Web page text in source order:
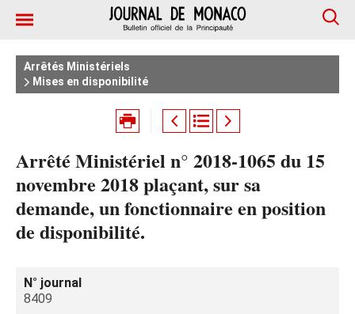
Arrêtés Ministériels
Mises en disponibilité
Arrêté Ministériel n° 2018-1065 du 15
novembre 2018 plaçant, sur sa
demande, un fonctionnaire en position
de disponibilité.
N° journal
8409